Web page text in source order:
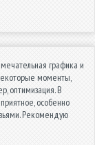
графика и
моменты,
оптимизация. В
особенно
Рекомендую